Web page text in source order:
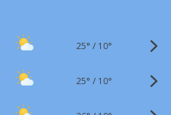
25° / 10°
25° / 10°